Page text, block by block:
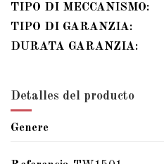
TIPO DI MECCANISMO:
TIPO DI GARANZIA:
DURATA GARANZIA:
Detalles del producto
Genere